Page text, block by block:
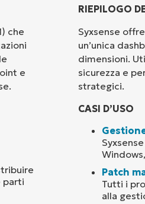
che
e
parti
RIEPILOGO
Syxsense
un’unica
dimensioni.
sicurezza e
strategici.
CASI D’USO
Patch
Tutti i
alla
Company